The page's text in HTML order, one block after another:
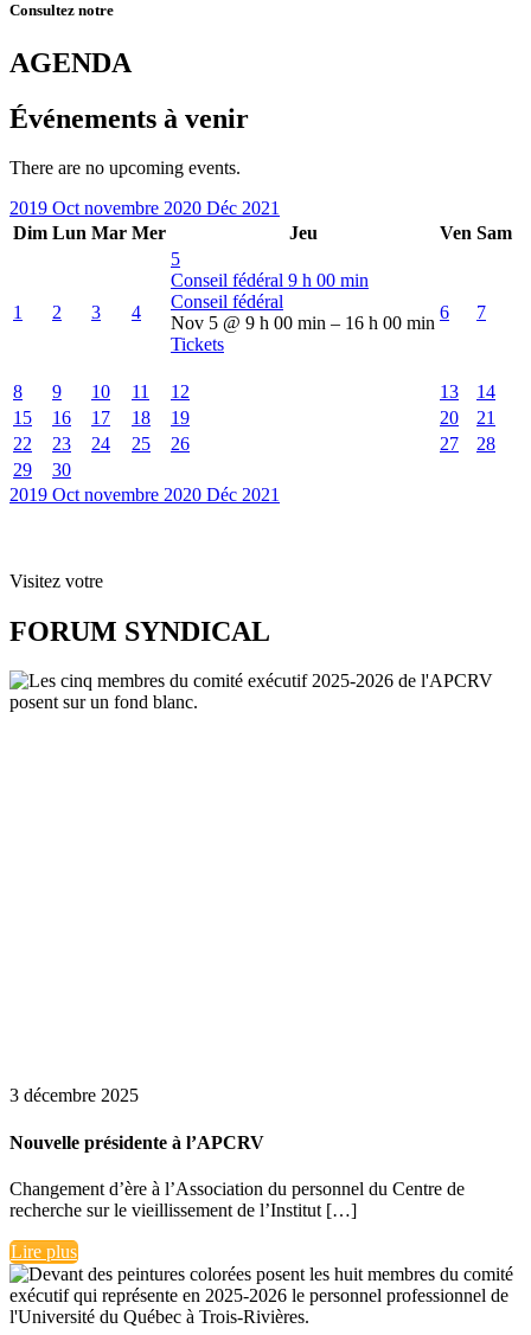
Consultez notre
AGENDA
Événements à venir
There are no upcoming events.
2019 Octnovembre 2020 Déc 2021
Dim Lun Mar Mer Jeu Ven Sam
1 2 3 4
5
Conseil fédéral 9 h 00 min
Conseil fédéral
Nov 5 @ 9 h 00 min – 16 h 00 min
Tickets
6 7
8 9 10 11 12 13
14
15
16 17 18 19 20
21
22
23 24 25 26 27
28
29
30
2019 Octnovembre 2020 Déc 2021
Visitez votre
FORUM SYNDICAL
3 décembre 2025
Nouvelle présidente à l’APCRV
Changement d’ère à l’Association du personnel du Centre de
recherche sur le vieillissement de l’Institut […]
Lire plus